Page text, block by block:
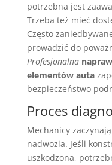
potrzebna jest
Trzeba też mieć
Często
prowadzić do
Profesjonalna
elementów auta
bezpieczeństwo
Proces
Mechanicy
nadwozia. Jeśli
uszkodzona,